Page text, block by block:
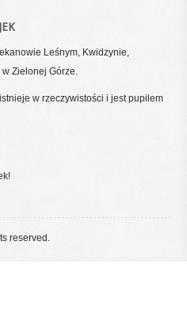
Leśnym, Kwidzynie,
Zielonej Górze.
w rzeczywistości i jest pupilem
reserved.